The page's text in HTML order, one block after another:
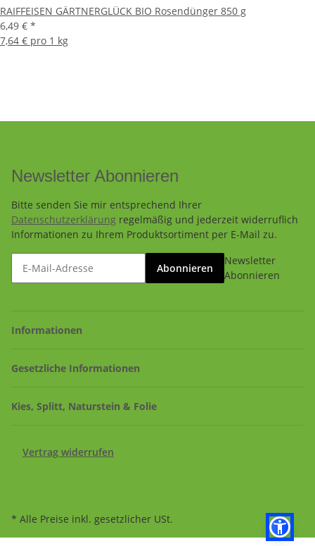
RAIFFEISEN GÄRTNERGLÜCK BIO Rosendünger 850 g
6,49 € *
7,64 € pro 1 kg
Newsletter Abonnieren
Bitte senden Sie mir entsprechend Ihrer
Datenschutzerklärung regelmäßig und jederzeit widerruflich
Informationen zu Ihrem Produktsortiment per E-Mail zu.
Abonnieren
Newsletter
Abonnieren
Informationen
Gesetzliche Informationen
Kies, Splitt, Naturstein & Folie
Vertrag widerrufen
* Alle Preise inkl. gesetzlicher USt.